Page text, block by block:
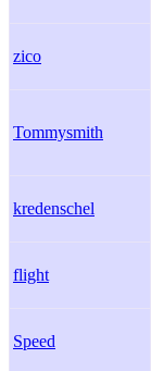
zico
Tommysmith
kredenschel
flight
Speed